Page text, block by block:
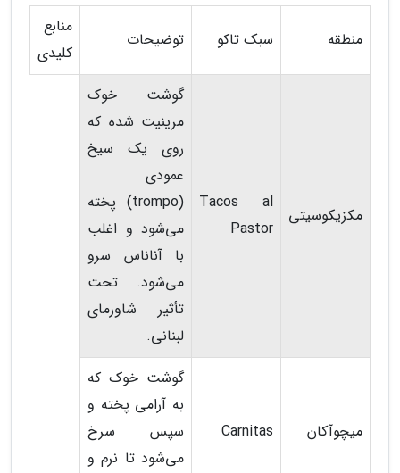
منطقه سبک تاکو توضیحات
منابع
کلیدی
مکزیکوسیتی
Tacos al
Pastor
گوشت خوک
مرینیت شده که
روی یک سیخ
عمودی
(trompo) پخته
می‌شود و اغلب
با آناناس سرو
می‌شود. تحت
تأثیر شاورمای
لبنانی.
میچوآکان Carnitas
گوشت خوک که
به آرامی پخته و
سپس سرخ
می‌شود تا نرم و